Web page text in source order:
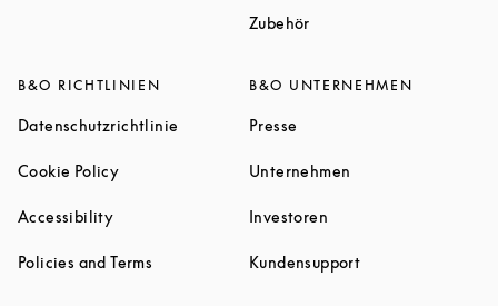
ZubehörLink Opens in New Tab
B&O RICHTLINIEN
Datenschutzrichtlinie Link Opens in New Tab
Cookie PolicyLink Opens in New Tab
AccessibilityLink Opens in New Tab
Policies and Terms Link Opens in New Tab
B&O UNTERNEHMEN
Presse
Unternehmen
Investoren
KundensupportLink Opens in